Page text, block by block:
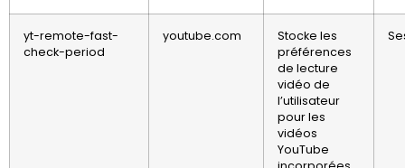
yt-remote-fast-
check-period
youtube.com
Stocke les
préférences
de lecture
vidéo de
l’utilisateur
pour les
vidéos
YouTube